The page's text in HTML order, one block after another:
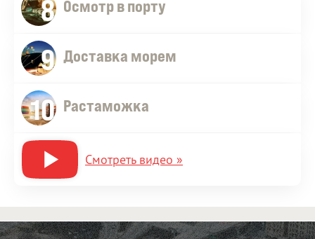
8 Осмотр в порту
9 Доставка морем
10 Растаможка
Смотреть видео »